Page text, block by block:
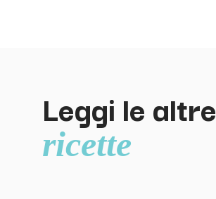
Leggi le altre
ricette